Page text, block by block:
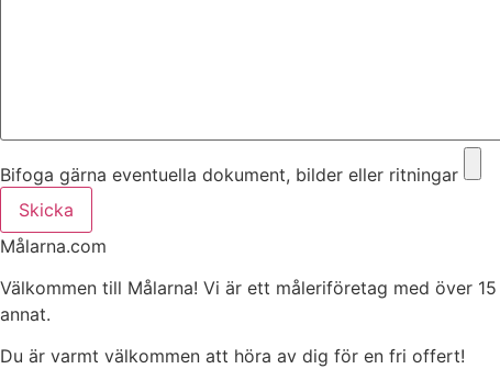
Bifoga gärna eventuella dokument, bilder eller ritningar
Skicka
Målarna.com
Välkommen till Målarna! Vi är ett måleriföretag med över
annat.
Du är varmt välkommen att höra av dig för en fri offert!